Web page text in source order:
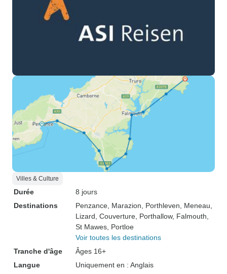
Villes & Culture
Durée
8 jours
Destinations
Penzance , Marazion , Porthleven , Meneau
Lizard , Couverture , Porthallow, Falmouth
St Mawes , Portloe
Voir toutes les destinations
Tranche d'âge
Âges 16+
Langue
Uniquement en : Anglais